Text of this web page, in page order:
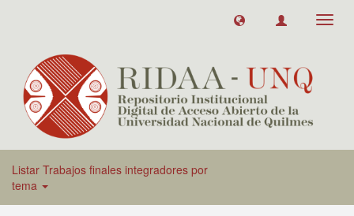
Listar Trabajos finales integradores por
tema